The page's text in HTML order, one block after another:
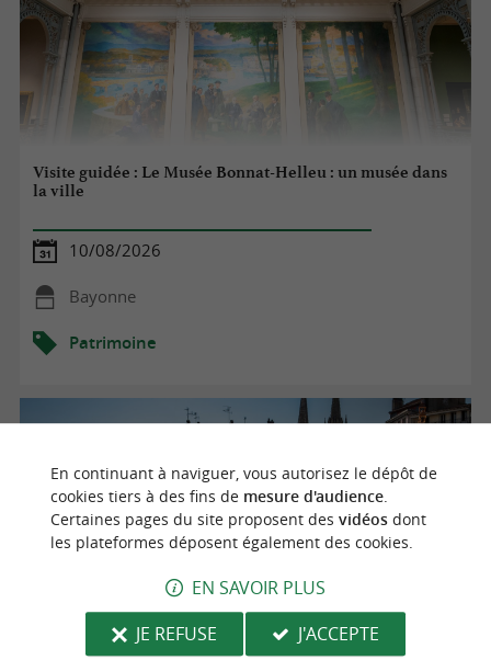
Visite guidée : Le Musée Bonnat-Helleu : un musée dans
la ville
10/08/2026
Bayonne
Patrimoine
Visite guidée : Bayonne en 60 minutes
En continuant à naviguer, vous autorisez le dépôt de
cookies tiers à des fins de mesure d'audience.
Certaines pages du site proposent des vidéosdont
les plateformes déposent également des cookies.
EN SAVOIR PLUS
JE REFUSE
J'ACCEPTE